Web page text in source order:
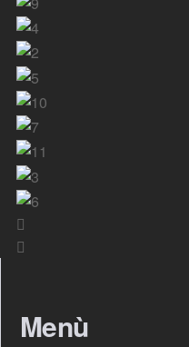
Menù